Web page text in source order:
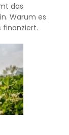
das
Warum es
finanziert.